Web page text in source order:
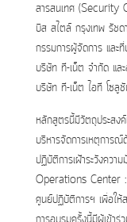
สารสนเทศ (Security
บิส สไตล์ กรุงเทพ รัชด
กรรมการผู้จัดการ และ
บริษัท ที-เน็ต จำกัด แล
บริษัท ที-เน็ต ไอที โซลู
หลักสูตรนี้มีวัตถุประสงค์
บริหารจัดการเหตุการ
ปฏิบัติการเฝ้าระวังควา
Operations Center :
ศูนย์ปฏิบัติการฯ เพื่อให้